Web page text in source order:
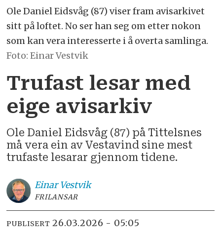
Ole Daniel Eidsvåg (87) viser fram avisarkivet
sitt på loftet. No ser han seg om etter nokon
som kan vera interesserte i å overta samlinga.
Einar Vestvik
Trufast lesar med
eige avisarkiv
Ole Daniel Eidsvåg (87) på Tittelsnes
må vera ein av Vestavind sine mest
trufaste lesarar gjennom tidene.
Einar Vestvik
FRILANSAR
PUBLISERT 26.03.2026 - 05:05